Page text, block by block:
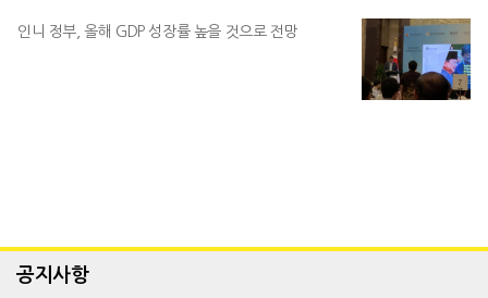
인니 정부, 올해 GDP 성장률 높을 것으로 전망
공지사항